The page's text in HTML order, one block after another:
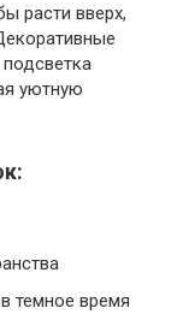
расти вверх,
уютную
темное время